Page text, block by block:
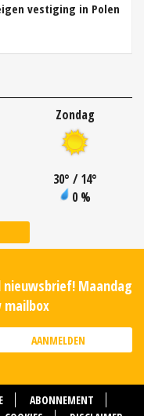
vestiging in Polen
Zondag
30° / 14°
0 %
nieuwsbrief! Maandag
mailbox
AANMELDEN
ABONNEMENT